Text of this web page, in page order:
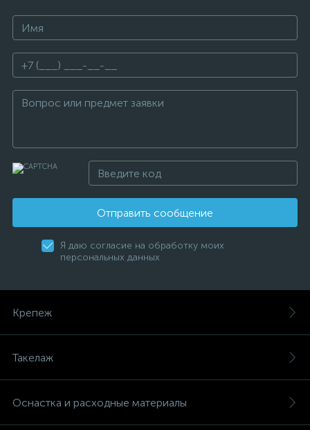
Отправить сообщение
Я даю согласие на обработку моих
персональных данных
Крепеж
Такелаж
Оснастка и расходные материалы